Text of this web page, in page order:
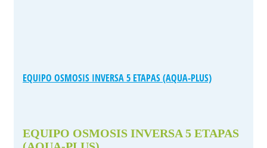
EQUIPO OSMOSIS INVERSA 5 ETAPAS (AQUA-PLUS)
EQUIPO OSMOSIS INVERSA 5 ETAPAS